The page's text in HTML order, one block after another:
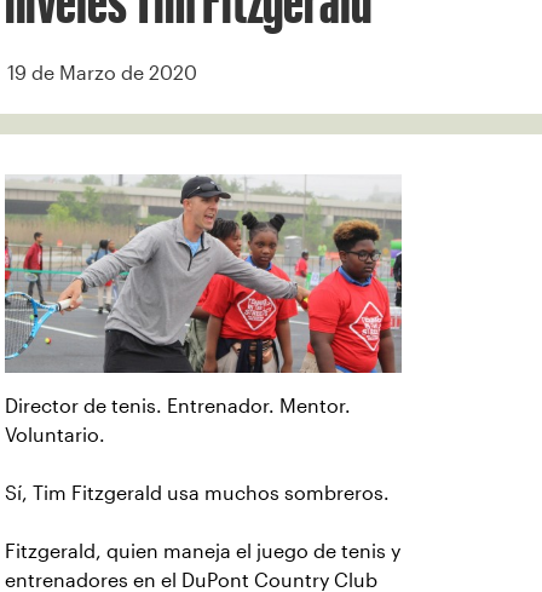
19 de Marzo de 2020
Director de tenis. Entrenador. Mentor.
Voluntario.
Sí, Tim Fitzgerald usa muchos sombreros.
Fitzgerald, quien maneja el juego de tenis y
entrenadores en el DuPont Country Club